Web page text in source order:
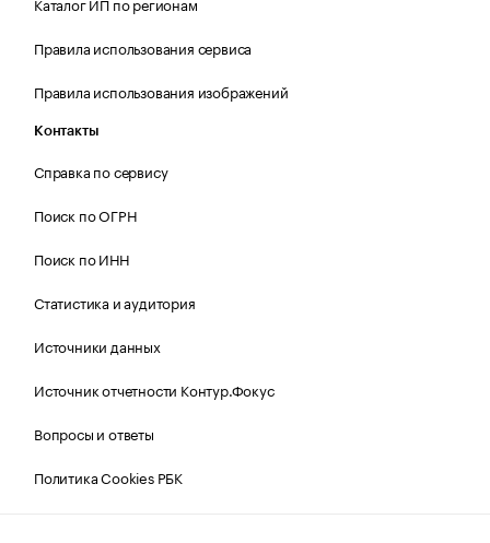
Правила использования сервиса
Правила использования изображений
Контакты
Справка по сервису
Поиск по ОГРН
Поиск по ИНН
Статистика и аудитория
Источники данных
Источник отчетности Контур.Фокус
Вопросы и ответы
Политика Cookies РБК